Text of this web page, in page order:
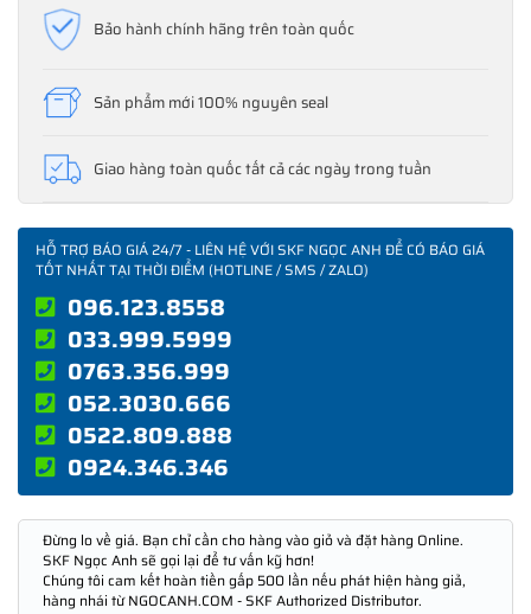
Bảo hành chính hãng trên toàn quốc
Sản phẩm mới 100% nguyên seal
Giao hàng toàn quốc tất cả các ngày trong tuần
HỖ TRỢ BÁO GIÁ 24/7 - LIÊN HỆ VỚI SKF NGỌC ANH ĐỂ CÓ BÁO GIÁ
TỐT NHẤT TẠI THỜI ĐIỂM (HOTLINE / SMS / ZALO)
096.123.8558
033.999.5999
0763.356.999
052.3030.666
0522.809.888
0924.346.346
Đừng lo về giá. Bạn chỉ cần cho hàng vào giỏ và đặt hàng Online.
SKF Ngọc Anh sẽ gọi lại để tư vấn kỹ hơn!
Chúng tôi cam kết hoàn tiền gấp 500 lần nếu phát hiện hàng giả,
hàng nhái từ NGOCANH.COM - SKF Authorized Distributor.